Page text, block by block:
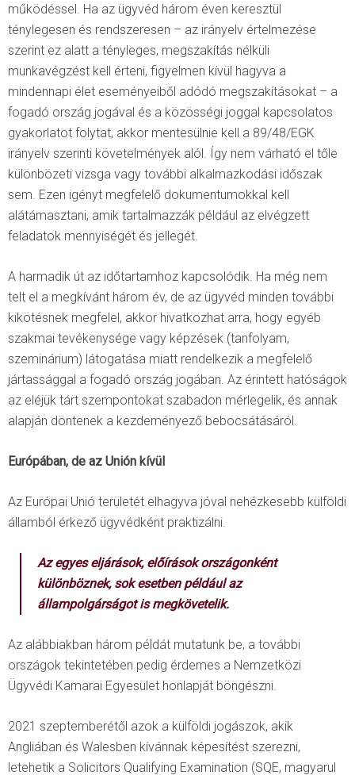
működéssel. Ha az ügyvéd három éven keresztül
ténylegesen és rendszeresen – az irányelv értelmezése
szerint ez alatt a tényleges, megszakítás nélküli
munkavégzést kell érteni, figyelmen kívül hagyva a
mindennapi élet eseményeiből adódó megszakításokat – a
fogadó ország jogával és a közösségi joggal kapcsolatos
gyakorlatot folytat, akkor mentesülnie kell a 89/48/EGK
irányelv szerinti követelmények alól. Így nem várható el tőle
különbözeti vizsga vagy további alkalmazkodási időszak
sem. Ezen igényt megfelelő dokumentumokkal kell
alátámasztani, amik tartalmazzák például az elvégzett
feladatok mennyiségét és jellegét.
A harmadik út az időtartamhoz kapcsolódik. Ha még nem
telt el a megkívánt három év, de az ügyvéd minden további
kikötésnek megfelel, akkor hivatkozhat arra, hogy egyéb
szakmai tevékenysége vagy képzések (tanfolyam,
szeminárium) látogatása miatt rendelkezik a megfelelő
jártassággal a fogadó ország jogában. Az érintett hatóságok
az eléjük tárt szempontokat szabadon mérlegelik, és annak
alapján döntenek a kezdeményező bebocsátásáról.
Európában, de az Unión kívül
Az Európai Unió területét elhagyva jóval nehézkesebb külföldi
államból érkező ügyvédként praktizálni.
Az egyes eljárások, előírások országonként
különböznek, sok esetben például az
állampolgárságot is megkövetelik.
Az alábbiakban három példát mutatunk be, a további
országok tekintetében pedig érdemes a Nemzetközi
Ügyvédi Kamarai Egyesület honlapját böngészni.
2021 szeptemberétől azok a külföldi jogászok, akik
Angliában és Walesben kívánnak képesítést szerezni,
letehetik a Solicitors Qualifying Examination (SQE, magyarul